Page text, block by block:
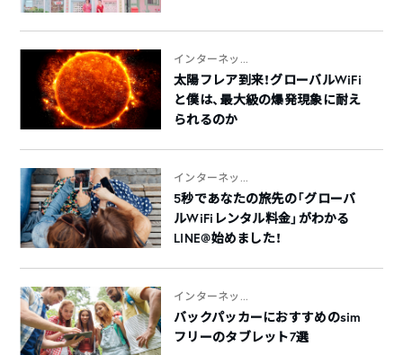
インターネッ...
太陽フレア到来！グローバルWiFi
と僕は、最大級の爆発現象に耐え
られるのか
インターネッ...
5秒であなたの旅先の「グローバ
ルWiFiレンタル料金」がわかる
LINE@始めました！
インターネッ...
バックパッカーにおすすめのsim
フリーのタブレット7選